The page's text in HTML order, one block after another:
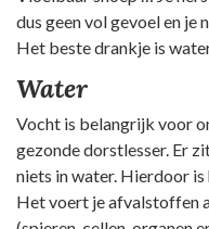
dus geen vol gevoel en je
Het beste drankje is
Water
Vocht is belangrijk voor
gezonde dorstlesser. Er
niets in water. Hierdoor is
Het voert je afvalstoffen